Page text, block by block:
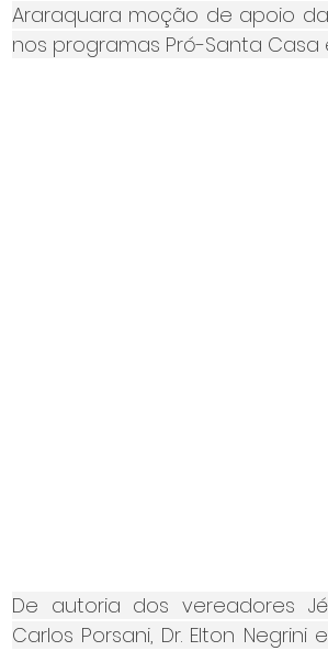
Araraquara moção de apoio
nos programas Pró-Santa Casa
De autoria dos vereadores
Carlos Porsani, Dr. Elton